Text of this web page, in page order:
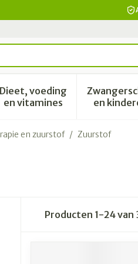
voor Schoonheid,
Dieet, voeding
en vitaminesToon submenu voor
en
en zuurstof / Zuurstof
Producten 1-24van